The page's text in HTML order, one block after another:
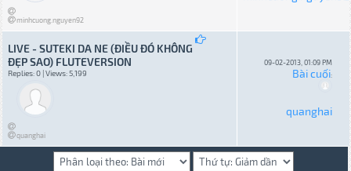
minhcuong.nguyen92
LIVE - SUTEKI DA NE (ĐIỀU ĐÓ KHÔNG
ĐẸP SAO) FLUTEVERSION
Replies: 0 | Views: 5,199
quanghai
09-02-2013, 01:09 PM
Bài cuối:
quanghai